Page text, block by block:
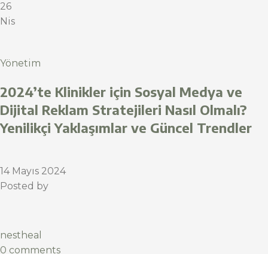
26
Nis
Yönetim
2024’te Klinikler için Sosyal Medya ve
Dijital Reklam Stratejileri Nasıl Olmalı?
Yenilikçi Yaklaşımlar ve Güncel Trendler
14 Mayıs 2024
Posted by
nestheal
0 comments